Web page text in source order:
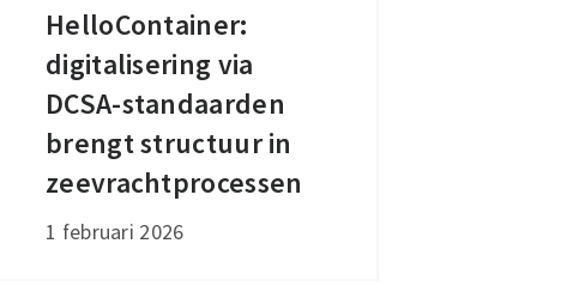
HelloContainer:
digitalisering via
DCSA-standaarden
brengt structuur in
zeevrachtprocessen
1 februari 2026
HelloContainer:
digitalisering
via
DCSA-
standaarden
structuur